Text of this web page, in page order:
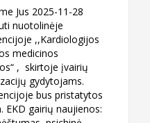
Jus 2025-11-28
nuotolinėje
,,Kardiologijos
medicinos
, skirtoje įvairių
gydytojams.
bus pristatytos
EKD gairių naujienos: